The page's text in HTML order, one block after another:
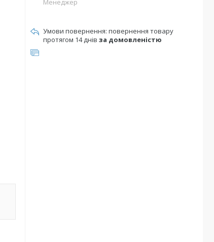
Менеджер
повернення товару
протягом 14 днів за домовленістю